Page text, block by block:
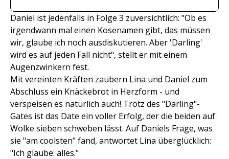
Daniel ist jedenfalls in Folge 3 zuversichtlich: "Ob es
irgendwann mal einen Kosenamen gibt, das müssen
wir, glaube ich noch ausdiskutieren. Aber 'Darling'
wird es auf jeden Fall nicht", stellt er mit einem
Augenzwinkern fest.
Mit vereinten Kräften zaubern Lina und Daniel zum
Abschluss ein Knäckebrot in Herzform - und
verspeisen es natürlich auch! Trotz des "Darling"-
Gates ist das Date ein voller Erfolg, der die beiden auf
Wolke sieben schweben lässt. Auf Daniels Frage, was
sie "am coolsten" fand, antwortet Lina überglücklich:
"Ich glaube: alles."